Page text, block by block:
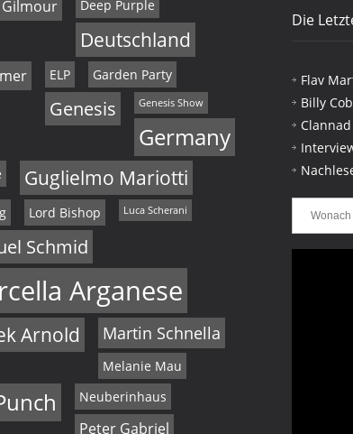
Deep Purple
Deutschland
ELP Garden Party
Genesis Genesis Show
Germany
Guglielmo Mariotti
Lord Bishop Luca Scherani
Schmid
Arganese
Arnold Martin Schnella
Melanie Mau
Neuberinhaus
Peter Gabriel
Die
Flav
Billy